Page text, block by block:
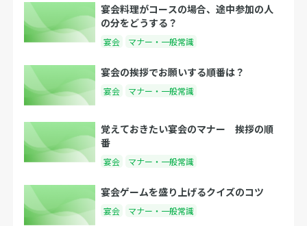
宴会料理がコースの場合、途中参加の人
の分をどうする？
宴会 マナー・一般常識
宴会の挨拶でお願いする順番は？
宴会 マナー・一般常識
覚えておきたい宴会のマナー 挨拶の順
番
宴会 マナー・一般常識
宴会ゲームを盛り上げるクイズのコツ
宴会 マナー・一般常識